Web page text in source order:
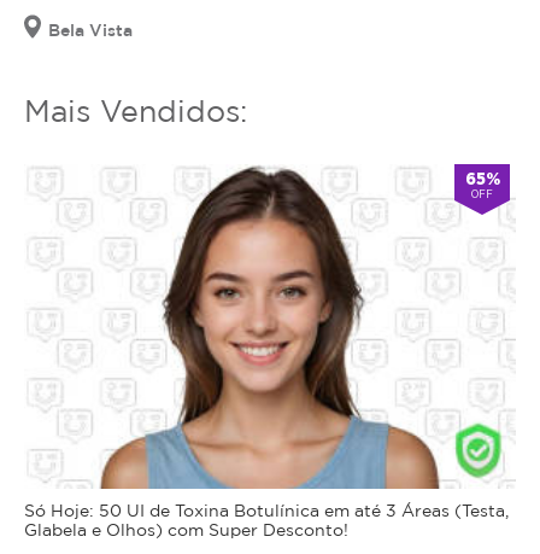
Bela Vista
Mais Vendidos:
65%
OFF
Só Hoje: 50 UI de Toxina Botulínica em até 3 Áreas (Testa,
Glabela e Olhos) com Super Desconto!